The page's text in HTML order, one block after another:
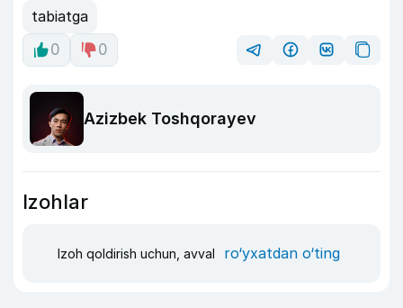
tabiatga
0
0
Azizbek Toshqorayev
Izohlar
Izoh qoldirish uchun, avval ro‘yxatdan o‘ting